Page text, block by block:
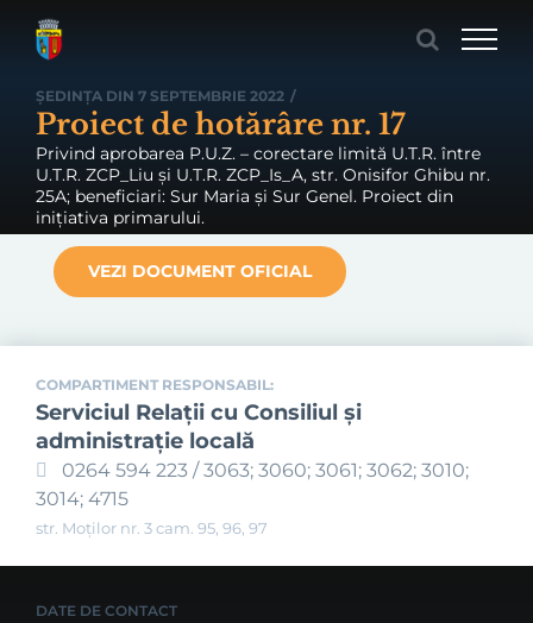
ȘEDINȚA DIN 7 SEPTEMBRIE 2022 /
Proiect de hotărâre nr. 17
Privind aprobarea P.U.Z. – corectare limită U.T.R. între
U.T.R. ZCP_Liu și U.T.R. ZCP_Is_A, str. Onisifor Ghibu nr.
25A; beneficiari: Sur Maria și Sur Genel. Proiect din
inițiativa primarului.
VEZI DOCUMENT OFICIAL
COMPARTIMENT RESPONSABIL:
Serviciul Relaţii cu Consiliul şi
administraţie locală
0264 594 223 / 3063; 3060; 3061; 3062; 3010;
3014; 4715
str. Moților nr. 3 cam. 95, 96, 97
DATE DE CONTACT